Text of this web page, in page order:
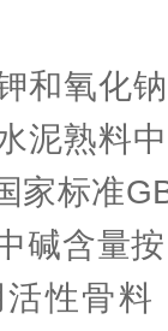
和氧化
泥熟料
家标准
碱含量
性骨料